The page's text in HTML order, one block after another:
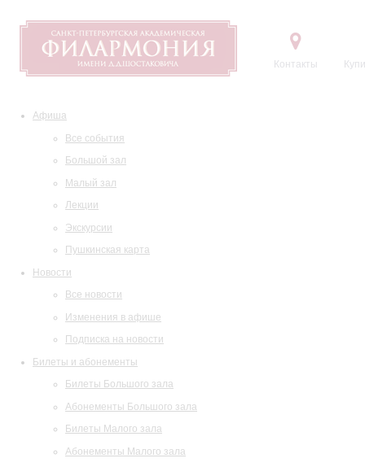
Контакты
Афиша
Все события
Большой зал
Малый зал
Лекции
Экскурсии
Пушкинская карта
Новости
Все новости
Изменения в афише
Подписка на новости
Билеты и абонементы
Билеты Большого зала
Абонементы Большого зала
Билеты Малого зала
Абонементы Малого зала